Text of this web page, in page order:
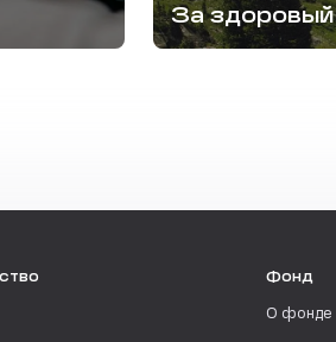
За
Фонд
О фонде